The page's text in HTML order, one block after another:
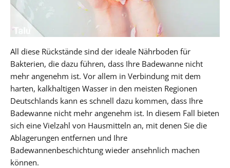
All diese Rückstände sind der ideale Nährboden für
Bakterien, die dazu führen, dass Ihre Badewanne nicht
mehr angenehm ist. Vor allem in Verbindung mit dem
harten, kalkhaltigen Wasser in den meisten Regionen
Deutschlands kann es schnell dazu kommen, dass Ihre
Badewanne nicht mehr angenehm ist. In diesem Fall bieten
sich eine Vielzahl von Hausmitteln an, mit denen Sie die
Ablagerungen entfernen und Ihre
Badewannenbeschichtung wieder ansehnlich machen
können.